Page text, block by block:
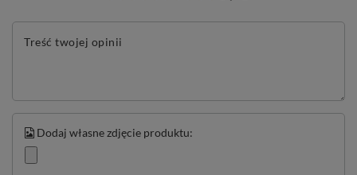
Treść twojej opinii
Dodaj własne zdjęcie produktu: